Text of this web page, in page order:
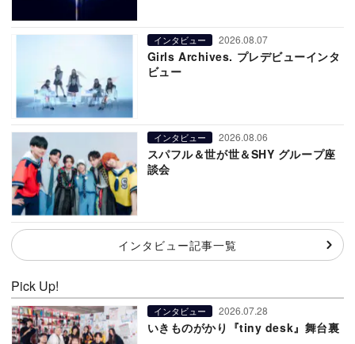
インタビュー 2026.08.07
Girls Archives. プレデビューインタ
ビュー
インタビュー 2026.08.06
スパフル＆世が世＆SHY グループ座
談会
インタビュー記事一覧
Pick Up!
インタビュー 2026.07.28
いきものがかり『tiny desk』舞台裏